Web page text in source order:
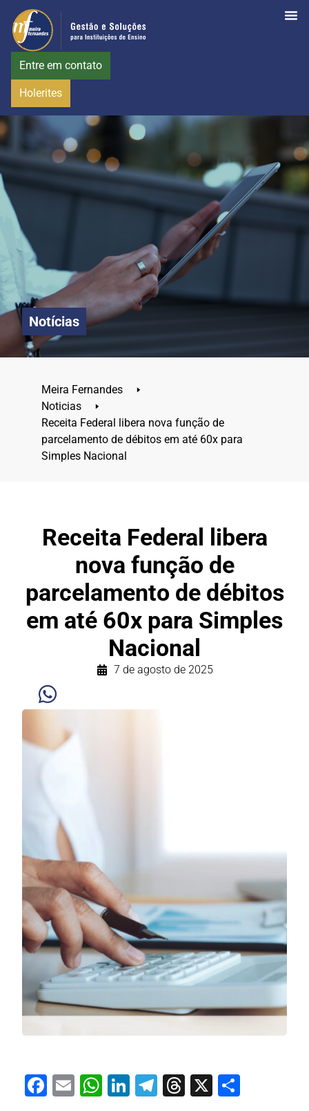
Entre em contato
Holerites
Notícias
Meira Fernandes
🢒
Noticias
🢒
Receita Federal libera nova função de
parcelamento de débitos em até 60x para
Simples Nacional
Receita Federal libera
nova função de
parcelamento de débitos
em até 60x para Simples
Nacional
7 de agosto de 2025
Facebook
EmailWhatsApp
LinkedIn
Telegram
Threads
X